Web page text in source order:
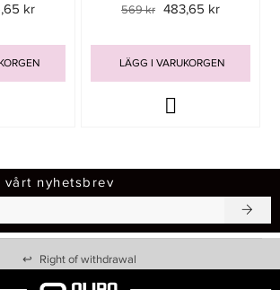
kr 569 kr 483,65 kr
LÄGG I VARUKORGEN
vårt nyhetsbrev
↩ Right of withdrawal